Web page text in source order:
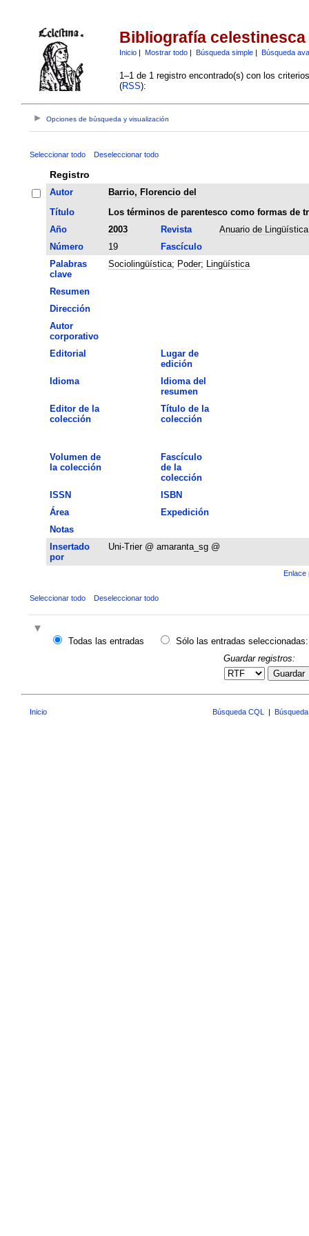
Bibliografía celestinesca
Inicio| Mostrar todo| Búsqueda simple| Búsqueda
1–1 de 1 registro encontrado(s) con los
(RSS):
Opciones de búsqueda y visualización
Seleccionar todo Deseleccionar todo
Registro
Autor
Barrio, Florencio del
Título
Los términos de parentesco como formas de
Año
2003 Revista
Anuario de
Número
19
Fascículo
Palabras
clave
Sociolingüística; Poder; Lingüística
Resumen
Dirección
Autor
corporativo
Editorial
Lugar de
edición
Idioma
Idioma del
resumen
Editor de la
colección
Título de la
colección
Volumen de
la colección
Fascículo
de la
colección
ISSN
ISBN
Área
Expedición
Notas
Insertado
por
Uni-Trier @ amaranta_sg @
Enlace
Seleccionar todo Deseleccionar todo
Todas las entradas
Sólo las entradas seleccionadas:
Guardar registros:
Guardar
Inicio Búsqueda CQL